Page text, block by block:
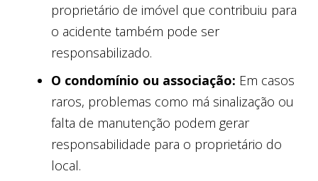
proprietário de imóvel que contribuiu para
o acidente também pode ser
responsabilizado.
O condomínio ou associação: Em casos
raros, problemas como má sinalização ou
falta de manutenção podem gerar
responsabilidade para o proprietário do
local.